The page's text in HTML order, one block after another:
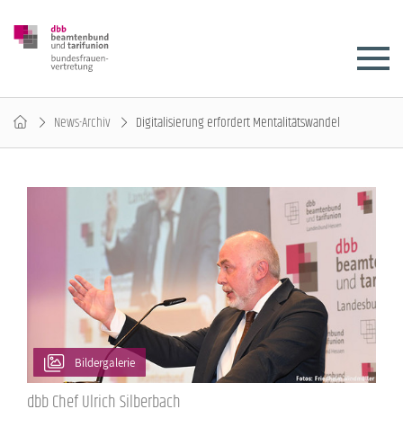
News-Archiv Digitalisierung erfordert Mentalitätswandel
Bildergalerie
dbb Chef Ulrich Silberbach